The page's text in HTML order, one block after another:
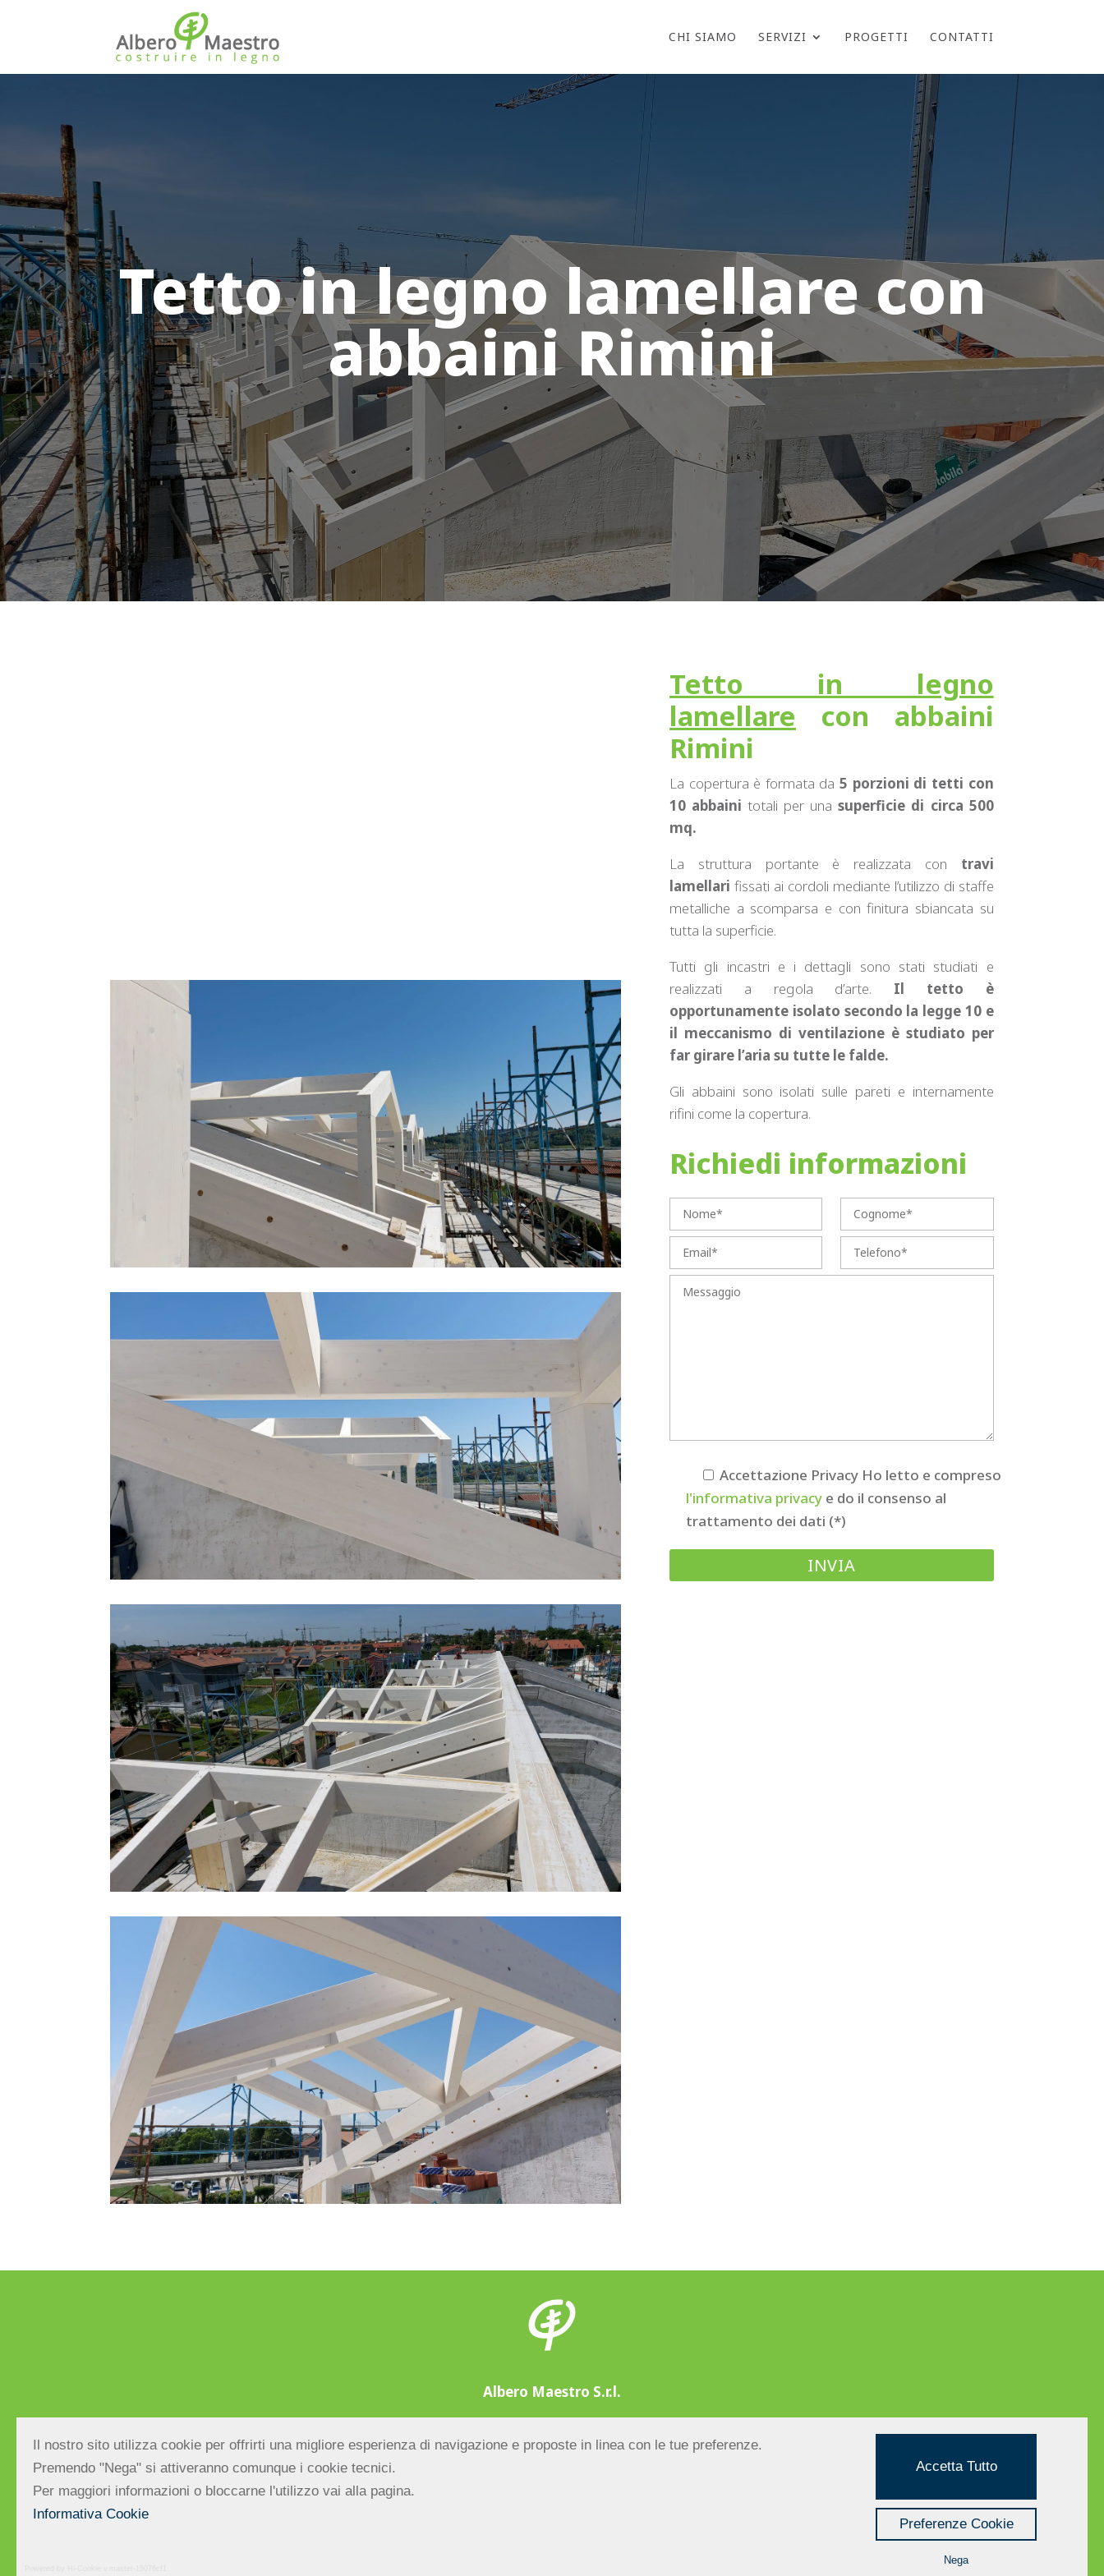
CHI SIAMO SERVIZI PROGETTI CONTATTI
Tetto in legno lamellare con
abbaini Rimini
Tetto in legno
lamellare con abbaini
Rimini
La copertura è formata da5 porzioni di tetti con
10 abbaini totali per unasuperficie di circa 500
mq.
La struttura portante è realizzata con travi
lamellari fissati ai cordoli mediante l’utilizzo di staffe
metalliche a scomparsa e con finitura sbiancata su
tutta la superficie.
Tutti gli incastri e i dettagli sono stati studiati e
realizzati a regola d’arte. Il tetto è
opportunamente isolato secondo la legge 10 e
il meccanismo di ventilazione è studiato per
far girare l’aria su tutte le falde.
Gli abbaini sono isolati sulle pareti e internamente
rifini come la copertura.
Richiedi informazioni
Accettazione PrivacyHo letto e compreso
l'informativa privacye do il consenso al
trattamento dei dati (*)
Albero Maestro S.r.l.
C.F. e P.IVA: 03377740406 | Reg.Impr.di FC – R.E.A. di FC n.298283 – Cap. Soc. € 10.000,00 | PEC:
Il nostro sito utilizza cookie per offrirti una migliore esperienza di navigazione e proposte in linea con le tue preferenze.
Premendo "Nega" si attiveranno comunque i cookie tecnici.
Per maggiori informazioni o bloccarne l'utilizzo vai alla pagina.
Informativa Cookie
Accetta Tutto
Preferenze Cookie
Nega